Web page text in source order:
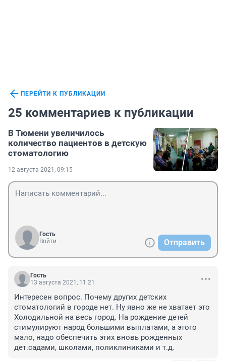
ПЕРЕЙТИ К ПУБЛИКАЦИИ
25 комментариев к публикации
В Тюмени увеличилось
количество пациентов в детскую
стоматологию
12 августа 2021, 09:15
Гость
Войти
Отправить
Гость
13 августа 2021, 11:21
Интересен вопрос. Почему других детских
стоматологий в городе нет. Ну явно же не хватает это
Холодильной на весь город. На рождение детей
стимулируют народ большими выплатами, а этого
мало, надо обеспечить этих вновь рожденных
дет.садами, школами, поликлиниками и т.д.